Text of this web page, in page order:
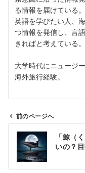
る情報を届けている。
英語を学びたい人、
つ情報を発信し、言
きればと考えている。
大学時代にニュージ
海外旅行経験。
ビ
前のページへ
「鯨（
いの？